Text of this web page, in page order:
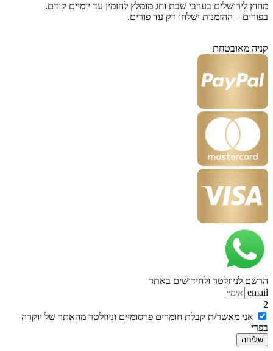
מחוץ לירושלים בערבי שבת וחג מומלץ להזמין עד יומיים קודם.
בפורים – ההזמנות ישלחו רק עד פורים.
קניה מאובטחת
הרשם לניוזלטר ולחידושים באתר
email
2
אני מאשר/ת קבלת חומרים פרסומיים וניוזלטר מהאתר של יוקרה
בפרי
שליחה